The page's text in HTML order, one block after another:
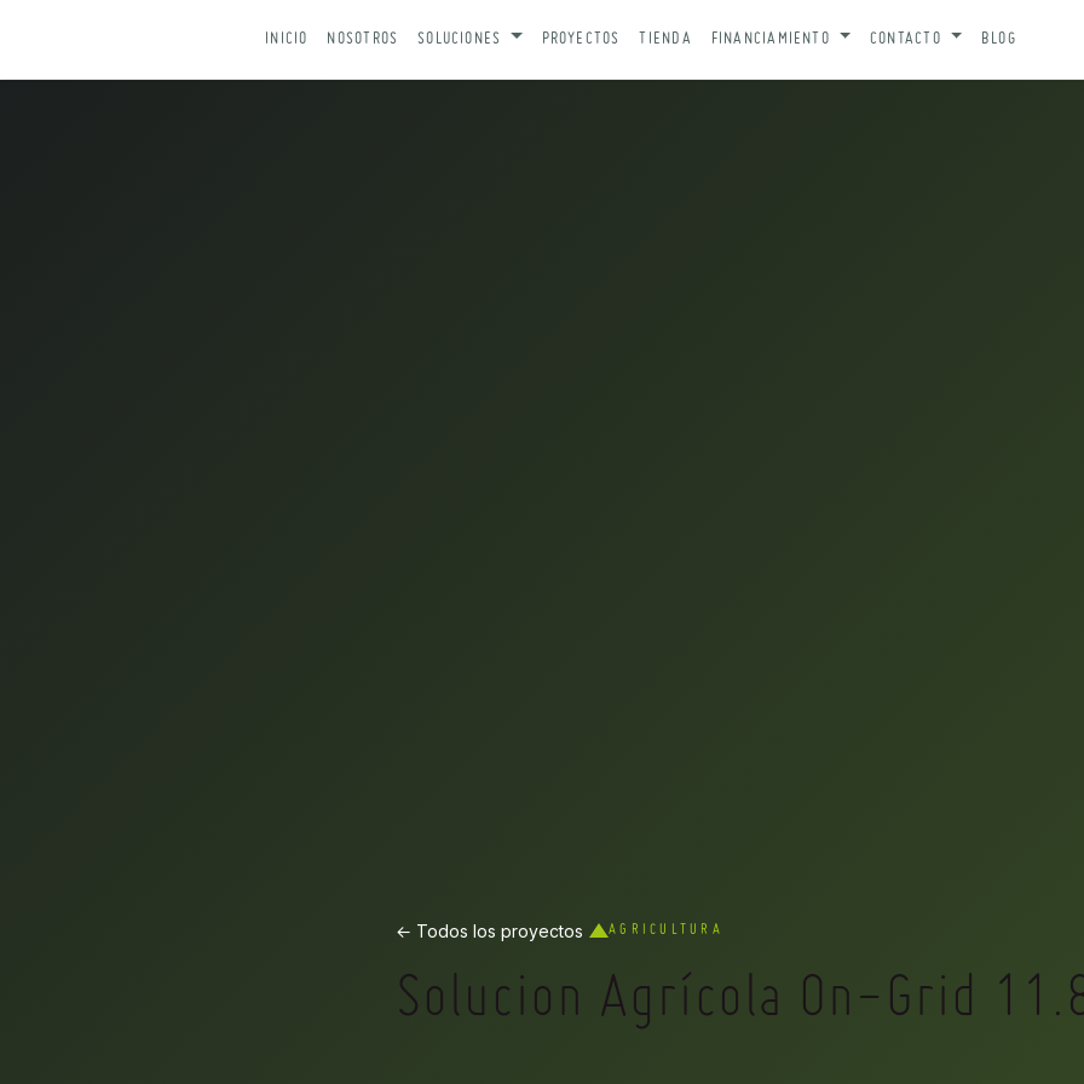
INICIO NOSOTROS SOLUCIONES PROYECTOS TIENDA FINANCIAMIENTO CONTACTO BLOG
← Todos los proyectos AGRICULTURA
Solucion Agrícola On-Grid